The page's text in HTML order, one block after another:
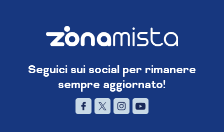
Seguici sui social per rimanere
sempre aggiornato!